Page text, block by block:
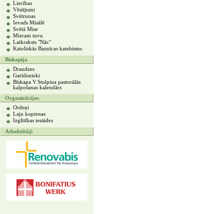
Liecības
Vēstījumi
Svētrunas
Ievads Misālē
Svētā Mise
Mieram tuvu
Laikraksts "Nāc"
Katoliskās Baznīcas katehisms
Bīskapija
Draudzes
Garīdznieki
Bīskapa V.Stulpina pastorālās
kalpošanas kalendārs
Organizācijas
Ordeņi
Laju kopienas
Izglītības iestādes
Atbalstītāji